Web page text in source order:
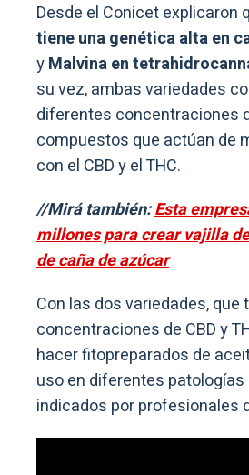
Desde el Conicet explicaron
tiene una genética alta en
yMalvina en
su vez, ambas variedades
diferentes concentraciones
compuestos que actúan de
con el CBD y el THC.
//Mirá también:Esta
millones para crear vajilla
de caña de azúcar
Con las dos variedades,
concentraciones de CBD y
hacer fitopreparados de
uso en diferentes
indicados por profesionales